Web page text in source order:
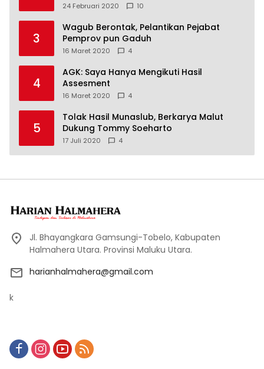
24 Februari 2020 10
3
Wagub Berontak, Pelantikan Pejabat
Pemprov pun Gaduh
16 Maret 2020 4
4
AGK: Saya Hanya Mengikuti Hasil
Assesment
16 Maret 2020 4
5
Tolak Hasil Munaslub, Berkarya Malut
Dukung Tommy Soeharto
17 Juli 2020 4
Jl. Bhayangkara Gamsungi-Tobelo, Kabupaten
Halmahera Utara. Provinsi Maluku Utara.
harianhalmahera@gmail.com
k